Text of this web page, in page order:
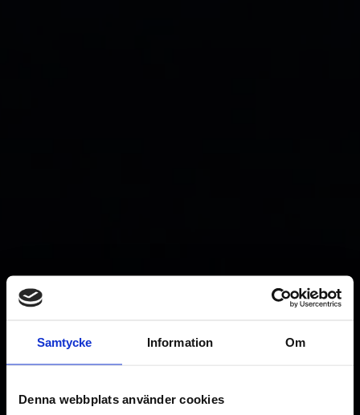
Samtycke Information Om
Denna webbplats använder cookies